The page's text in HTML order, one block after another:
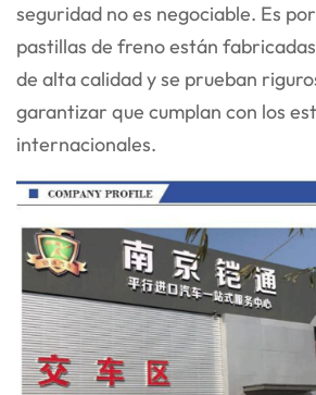
seguridad no es negociable. Es
pastillas de freno están
de alta calidad y se prueban
garantizar que cumplan con los
internacionales.